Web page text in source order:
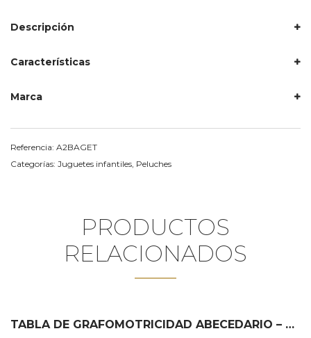
Descripción
Características
Marca
Referencia: A2BAGET
Categorías: Juguetes infantiles Peluches
PRODUCTOS
RELACIONADOS
TABLA DE GRAFOMOTRICIDAD ABECEDARIO – MIROOMI